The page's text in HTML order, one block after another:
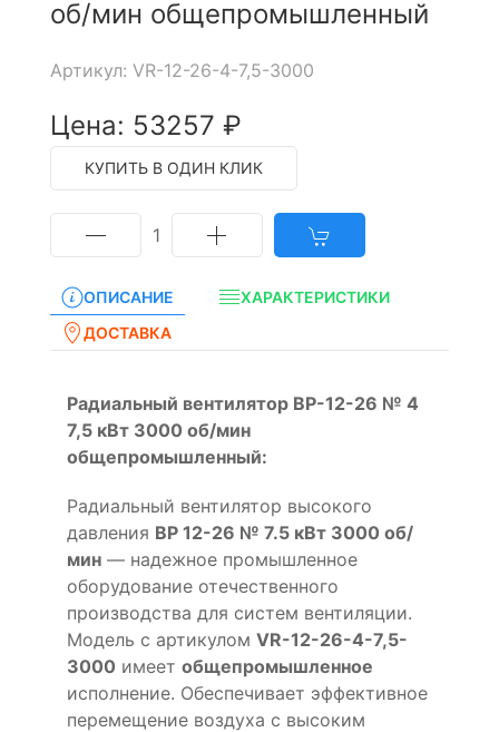
об/мин общепромышленный
Артикул: VR-12-26-4-7,5-3000
Цена: 53257 ₽
КУПИТЬ В ОДИН КЛИК
1
ОПИСАНИЕ
ХАРАКТЕРИСТИКИ
ДОСТАВКА
Радиальный вентилятор ВР-12-26 № 4
7,5 кВт 3000 об/мин
общепромышленный:
Радиальный вентилятор высокого
давления ВР 12-26 № 7.5 кВт 3000 об/
мин — надежное промышленное
оборудование отечественного
производства для систем вентиляции.
Модель с артикулом VR-12-26-4-7,5-
3000 имеет общепромышленное
исполнение. Обеспечивает эффективное
перемещение воздуха с высоким